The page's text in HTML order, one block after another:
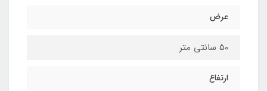
عرض
50 سانتی متر
ارتفاع